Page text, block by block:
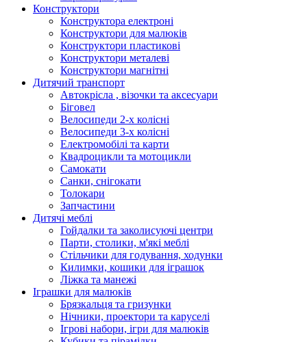
Конструктори
Конструктора електроні
Конструктори для малюків
Конструктори пластикові
Конструктори металеві
Конструктори магнітні
Дитячий транспорт
Автокрісла , візочки та аксесуари
Біговел
Велосипеди 2-х колісні
Велосипеди 3-х колісні
Електромобілі та карти
Квадроцикли та мотоцикли
Самокати
Санки, снігокати
Толокари
Запчастини
Дитячі меблі
Гойдалки та заколисуючі центри
Парти, столики, м'які меблі
Стільчики для годування, ходунки
Килимки, кошики для іграшок
Ліжка та манежі
Іграшки для малюків
Брязкальця та гризунки
Нічники, проектори та каруселі
Ігрові набори, ігри для малюків